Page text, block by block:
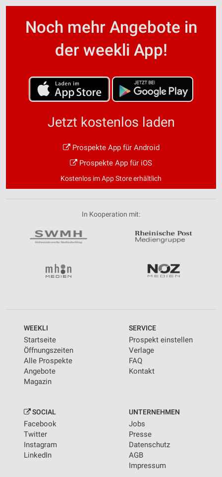
Noch mehr Angebote in
der weekli App!
Jetzt kostenlos laden
Prospekte App für Android
Prospekte App für iOS
Kostenlos im App Store erhältlich
In Kooperation mit:
WEEKLI
Startseite
Öffnungszeiten
Alle Prospekte
Angebote
Magazin
SERVICE
Prospekt einstellen
Verlage
FAQ
Kontakt
SOCIAL
Facebook
Twitter
Instagram
LinkedIn
UNTERNEHMEN
Jobs
Presse
Datenschutz
AGB
Impressum